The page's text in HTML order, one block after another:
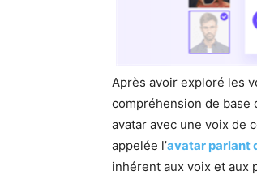
Après avoir exploré les
compréhension de base
avatar avec une voix de
appelée l’avatar parlant
inhérent aux voix et aux